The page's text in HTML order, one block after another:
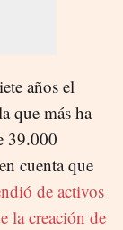
años el
que más ha
39.000
cuenta que
de activos
la creación de